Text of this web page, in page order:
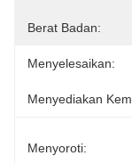
Berat Badan:
Menyelesaikan:
Menyediakan
Menyoroti: